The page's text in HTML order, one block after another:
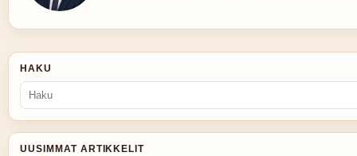
HAKU
UUSIMMAT ARTIKKELIT